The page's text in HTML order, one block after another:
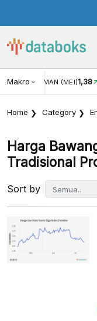
Makro
USD/IDR 17.911
Home Category
Harga
Tradisional
Sort by